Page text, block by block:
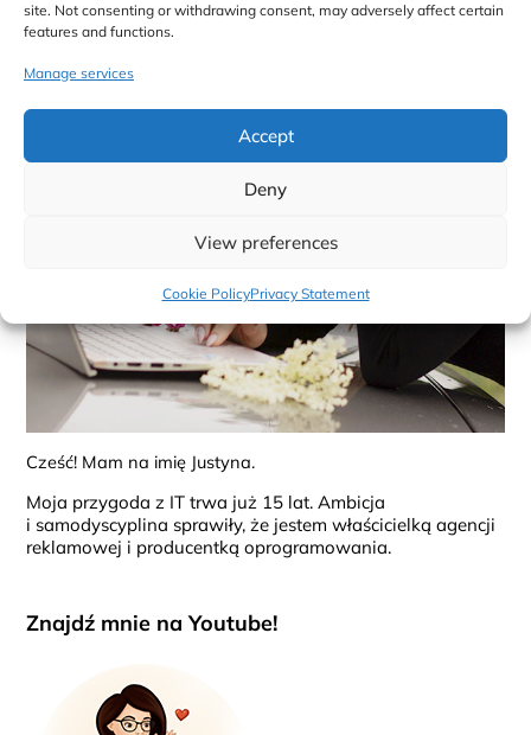
site. Not consenting or withdrawing consent, may adversely affect certain
features and functions.
Manage services
Accept
Deny
View preferences
Cookie PolicyPrivacy Statement
Cześć! Mam na imię Justyna.
Moja przygoda z IT trwa już 15 lat. Ambicja
i samodyscyplina sprawiły, że jestem właścicielką agencji
reklamowej i producentką oprogramowania.
Znajdź mnie na Youtube!